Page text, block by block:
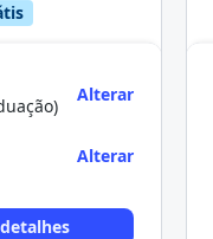
Alterar
Alterar